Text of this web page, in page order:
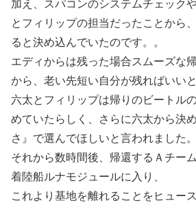
加え、スパコンのシステムチェック
とフィリップの担当だったことから
ると決め込んでいたのです。。
エディからは残った場合スムーズな
から、老い先短い自分が残ればいい
六太とフィリップは帰りのビートル
めていたらしく、さらに六太から決
さ』で選んでほしいと言われました。
それから数時間後、帰還するＡチー
着陸船ルナモジュールに入り、
これより基地を離れることをヒュー